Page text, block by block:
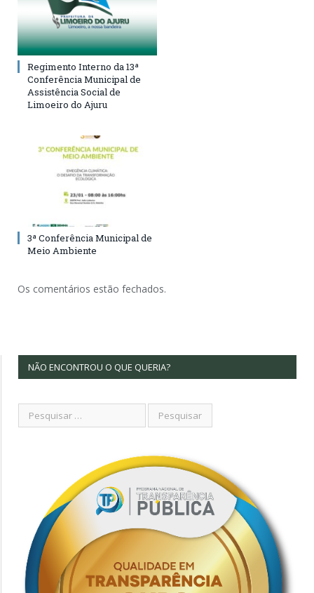
Regimento Interno da 13ª
Conferência Municipal de
Assistência Social de
Limoeiro do Ajuru
3ª Conferência Municipal de
Meio Ambiente
Os comentários estão fechados.
NÃO ENCONTROU O QUE QUERIA?